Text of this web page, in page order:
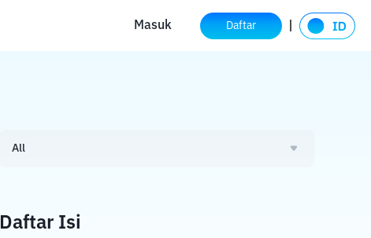
Masuk Daftar
All
Daftar Isi